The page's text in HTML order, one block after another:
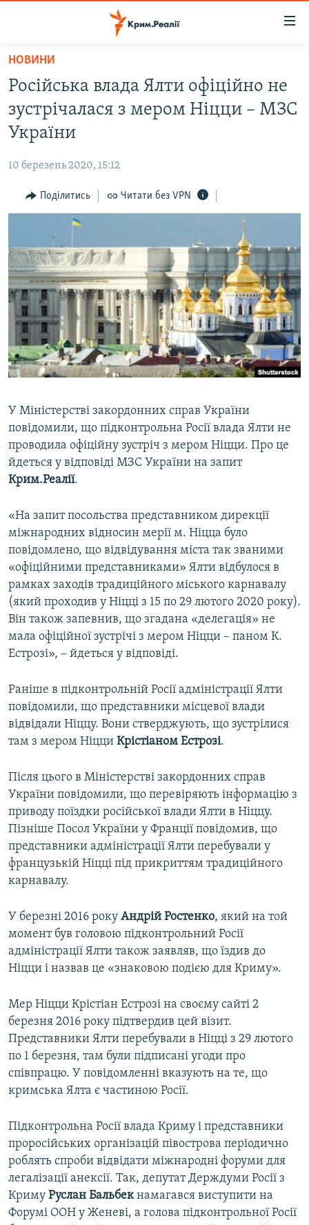
Перейти
основного
матеріалу
Перейти
до
основної
навігації
Перейти
до
ВІДЕО ТА ФОТО
БЛОГИ
ПОГЛЯД
ВСЕ ЗА ДЕНЬ
СПЕЦПРОЕКТИ
ДЕПОРТАЦІЯ
ВІДЕОУРОКИ «ELIFBE»
СВІДЧЕННЯ ОКУПАЦІЇ
УКРАЇНСЬКА ПРОБЛЕМА КРИМУ
ЯК ОБІЙТИ БЛОКУВАННЯ
Русский
Qırımtatar
Усі сайти RFE/RL
НОВИНИ
Російська влада Ялти офіційно не
зустрічалася з мером Ніцци – МЗС
України
10 березень 2020, 15:12
Поділитись Читати без VPN
У Міністерстві закордонних справ України
повідомили, що підконтрольна Росії влада Ялти не
проводила офіційну зустріч з мером Ніцци. Про це
йдеться у відповіді МЗС України на запит
Крим.Реалії.
«На запит посольства представником дирекції
міжнародних відносин мерії м. Ніцца було
повідомлено, що відвідування міста так званими
«офіційними представниками» Ялти відбулося в
рамках заходів традиційного міського карнавалу
(який проходив у Ніцці з 15 по 29 лютого 2020 року).
Він також запевнив, що згадана «делегація» не
мала офіційної зустрічі з мером Ніцци – паном К.
Естрозі», – йдеться у відповіді.
Раніше в підконтрольній Росії адміністрації Ялти
повідомили, що представники місцевої влади
відвідали Ніццу. Вони стверджують, що зустрілися
там з мером Ніцци Крістіаном Естрозі.
Після цього в Міністерстві закордонних справ
України повідомили, що перевіряють інформацію з
приводу поїздки російської влади Ялти в Ніццу.
Пізніше Посол України у Франції повідомив, що
представники адміністрації Ялти перебували у
французькій Ніцці під прикриттям традиційного
карнавалу.
У березні 2016 року Андрій Ростенко, який на той
момент був головою підконтрольний Росії
адміністрації Ялти також заявляв, що їздив до
Ніцци і назвав це «знаковою подією для Криму».
Мер Ніцци Крістіан Естрозі на своєму сайті 2
березня 2016 року підтвердив цей візит.
Представники Ялти перебували в Ніцці з 29 лютого
по 1 березня, там були підписані угоди про
співпрацю. У повідомленні вказують на те, що
кримська Ялта є частиною Росії.
Підконтрольна Росії влада Криму і представники
проросійських організацій півострова періодично
роблять спроби відвідати міжнародні форуми для
легалізації анексії. Так, депутат Держдуми Росії з
Криму Руслан Бальбекнамагався виступити на
Форумі ООН у Женеві, а голова підконтрольної Росії